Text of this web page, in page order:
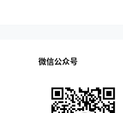
微信公众号